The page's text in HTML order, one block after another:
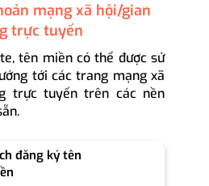
mạng xã hội/gian
trực tuyến
tên miền có thể được sử
tới các trang mạng xã
trực tuyến trên các nền
đăng ký tên